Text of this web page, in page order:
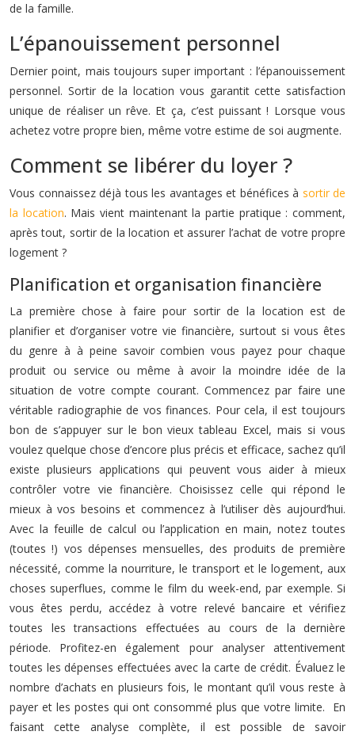
de la famille.
L’épanouissement personnel
Dernier point, mais toujours super important : l’épanouissement
personnel. Sortir de la location vous garantit cette satisfaction
unique de réaliser un rêve. Et ça, c’est puissant ! Lorsque vous
achetez votre propre bien, même votre estime de soi augmente.
Comment se libérer du loyer ?
Vous connaissez déjà tous les avantages et bénéfices à sortir de
la location. Mais vient maintenant la partie pratique : comment,
après tout, sortir de la location et assurer l’achat de votre propre
logement ?
Planification et organisation financière
La première chose à faire pour sortir de la location est de
planifier et d’organiser votre vie financière, surtout si vous êtes
du genre à à peine savoir combien vous payez pour chaque
produit ou service ou même à avoir la moindre idée de la
situation de votre compte courant. Commencez par faire une
véritable radiographie de vos finances. Pour cela, il est toujours
bon de s’appuyer sur le bon vieux tableau Excel, mais si vous
voulez quelque chose d’encore plus précis et efficace, sachez qu’il
existe plusieurs applications qui peuvent vous aider à mieux
contrôler votre vie financière. Choisissez celle qui répond le
mieux à vos besoins et commencez à l’utiliser dès aujourd’hui.
Avec la feuille de calcul ou l’application en main, notez toutes
(toutes !) vos dépenses mensuelles, des produits de première
nécessité, comme la nourriture, le transport et le logement, aux
choses superflues, comme le film du week-end, par exemple. Si
vous êtes perdu, accédez à votre relevé bancaire et vérifiez
toutes les transactions effectuées au cours de la dernière
période. Profitez-en également pour analyser attentivement
toutes les dépenses effectuées avec la carte de crédit. Évaluez le
nombre d’achats en plusieurs fois, le montant qu’il vous reste à
payer et les postes qui ont consommé plus que votre limite. En
faisant cette analyse complète, il est possible de savoir